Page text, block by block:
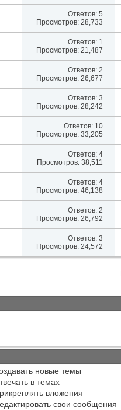
Ответов: 5
Просмотров: 28,733
Ответов: 1
Просмотров: 21,487
Ответов: 2
Просмотров: 26,677
Ответов: 3
Просмотров: 28,242
Ответов: 10
Просмотров: 33,205
Ответов: 4
Просмотров: 38,511
Ответов: 4
Просмотров: 46,138
Ответов: 2
Просмотров: 26,792
Ответов: 3
Просмотров: 24,572
новые темы
в темах
вложения
свои сообщения